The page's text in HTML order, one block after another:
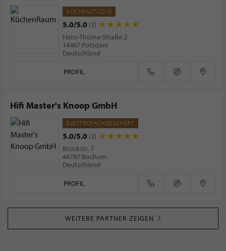
KÜCHENSTUDIO
5.0/5.0 (3)
Hans-Thoma-Straße 2
14467 Potsdam
Deutschland
PROFIL
Hifi Master's Knoop GmbH
ELEKTROFACHGESCHÄFT
5.0/5.0 (3)
Brückstr. 7
44787 Bochum
Deutschland
PROFIL
WEITERE PARTNER ZEIGEN